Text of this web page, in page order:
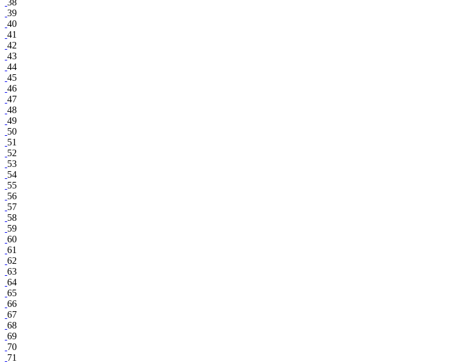
38
39
40
41
42
43
44
45
46
47
48
49
50
51
52
53
54
55
56
57
58
59
60
61
62
63
64
65
66
67
68
69
70
71